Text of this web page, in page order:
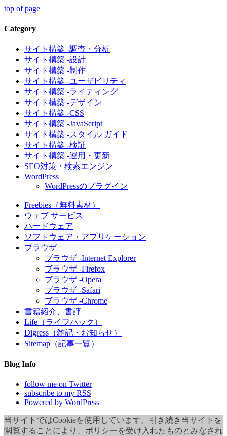
top of page
Category
サイト構築 -調査・分析
サイト構築 -設計
サイト構築 -制作
サイト構築 -ユーザビリティ
サイト構築 -ライティング
サイト構築 -デザイン
サイト構築 -CSS
サイト構築 -JavaScript
サイト構築 -スタイル ガイド
サイト構築 -検証
サイト構築 -運用・更新
SEO対策・検索エンジン
WordPress
WordPressのプラグイン
Freebies（無料素材）
ウェブ サービス
ハードウェア
ソフトウェア・アプリケーション
ブラウザ
ブラウザ -Internet Explorer
ブラウザ -Firefox
ブラウザ -Opera
ブラウザ -Safari
ブラウザ -Chrome
書籍紹介、書評
Life（ライフハック）
Digress（雑記・お知らせ）
Sitemap（記事一覧）
Blog Info
follow me on Twitter
subscribe to my RSS
Powered by WordPress
当サイトではCookieを使用しています。引き続き当サイトを
閲覧することにより、ポリシーを受け入れたものとみなされ